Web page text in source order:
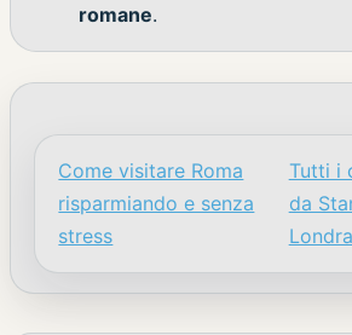
romane.
Navigazione articoli
Come visitare Roma
risparmiando e senza
stress
Tutti i
da
Londra